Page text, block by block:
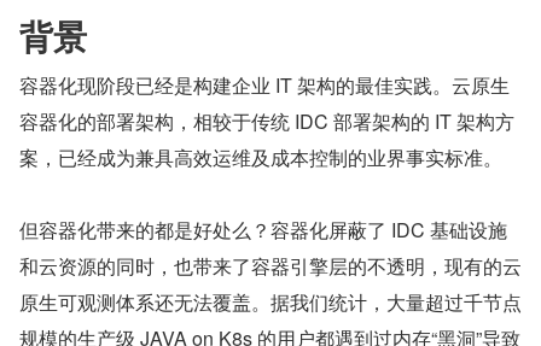
背景
容器化现阶段已经是构建企业 IT 架构的最佳实践。云原生
容器化的部署架构，相较于传统 IDC 部署架构的 IT 架构方
案，已经成为兼具高效运维及成本控制的业界事实标准。
但容器化带来的都是好处么？容器化屏蔽了 IDC 基础设施
和云资源的同时，也带来了容器引擎层的不透明，现有的云
原生可观测体系还无法覆盖。据我们统计，大量超过千节点
规模的生产级 JAVA on K8s 的用户都遇到过内存“黑洞”导致